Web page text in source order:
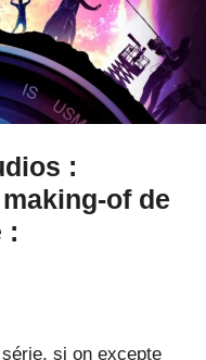
:
of de
:
si on excepte